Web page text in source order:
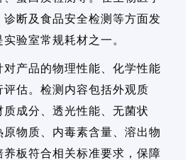
诊断及食品安全检测等方面发
验室常规耗材之一。
对产品的物理性能、化学性能
评估。检测内容包括外观质
成分、透光性能、无菌状
原物质、内毒素含量、溶出物
养板符合相关标准要求，保障